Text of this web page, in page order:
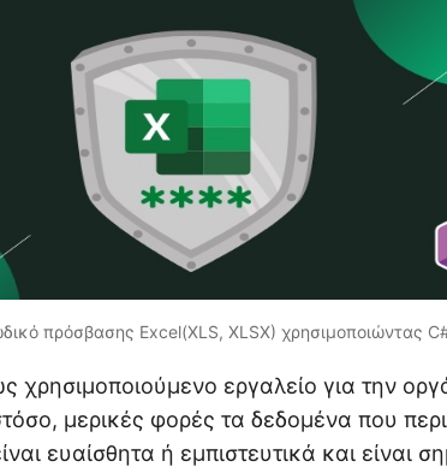
πρόσβασης Excel(XLS, XLSX) χρησιμοποιώντας
χρησιμοποιούμενο εργαλείο για την
μερικές φορές τα δεδομένα που
ευαίσθητα ή εμπιστευτικά και είναι